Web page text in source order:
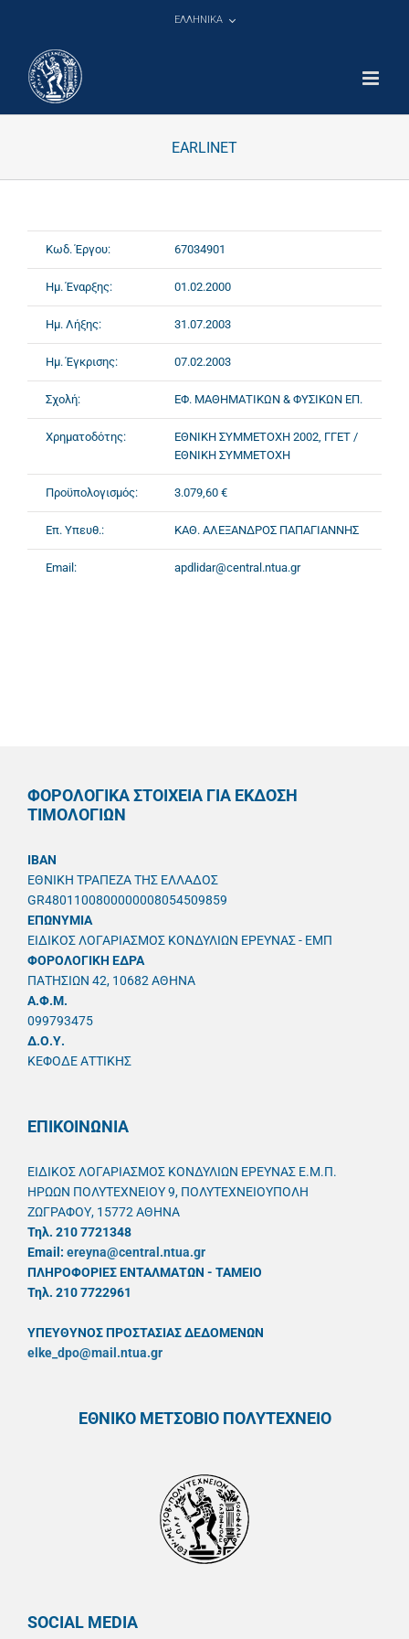
ΕΛΛΗΝΙΚΑ
EARLINET
Κωδ. Έργου: 67034901
Ημ. Έναρξης: 01.02.2000
Ημ. Λήξης: 31.07.2003
Ημ. Έγκρισης: 07.02.2003
Σχολή: ΕΦ. ΜΑΘΗΜΑΤΙΚΩΝ & ΦΥΣΙΚΩΝ ΕΠ.
Χρηματοδότης:
ΕΘΝΙΚΗ ΣΥΜΜΕΤΟΧΗ 2002, ΓΓΕΤ /
ΕΘΝΙΚΗ ΣΥΜΜΕΤΟΧΗ
Προϋπολογισμός: 3.079,60 €
Επ. Υπευθ.: ΚΑΘ. ΑΛΕΞΑΝΔΡΟΣ ΠΑΠΑΓΙΑΝΝΗΣ
Email: apdlidar@central.ntua.gr
ΦΟΡΟΛΟΓΙΚΑ ΣΤΟΙΧΕΙΑ ΓΙΑ ΕΚΔΟΣΗ
ΤΙΜΟΛΟΓΙΩΝ
IBAN
ΕΘΝΙΚΗ ΤΡΑΠΕΖΑ ΤΗΣ ΕΛΛΑΔΟΣ
GR4801100800000008054509859
ΕΠΩΝΥΜΙΑ
ΕΙΔΙΚΟΣ ΛΟΓΑΡΙΑΣΜΟΣ ΚΟΝΔΥΛΙΩΝ ΕΡΕΥΝΑΣ - ΕΜΠ
ΦΟΡΟΛΟΓΙΚΗ ΕΔΡΑ
ΠΑΤΗΣΙΩΝ 42, 10682 ΑΘΗΝΑ
A.Φ.Μ.
099793475
Δ.Ο.Υ.
ΚΕΦΟΔΕ ΑΤΤΙΚΗΣ
ΕΠΙΚΟΙΝΩΝΙΑ
ΕΙΔΙΚΟΣ ΛΟΓΑΡΙΑΣΜΟΣ ΚΟΝΔΥΛΙΩΝ ΕΡΕΥΝΑΣ Ε.Μ.Π.
ΗΡΩΩΝ ΠΟΛΥΤΕΧΝΕΙΟΥ 9, ΠΟΛΥΤΕΧΝΕΙΟΥΠΟΛΗ
ΖΩΓΡΑΦΟΥ, 15772 ΑΘΗΝΑ
Τηλ. 210 7721348
Email: ereyna@central.ntua.gr
ΠΛΗΡΟΦΟΡΙΕΣ ΕΝΤΑΛΜΑΤΩΝ - ΤΑΜΕΙΟ
Τηλ. 210 7722961
ΥΠΕΥΘYΝΟΣ ΠΡΟΣΤΑΣΙΑΣ ΔΕΔΟΜΕΝΩΝ
elke_dpo@mail.ntua.gr
ΕΘΝΙΚΟ ΜΕΤΣΟΒΙΟ ΠΟΛΥΤΕΧΝΕΙΟ
SOCIAL MEDIA